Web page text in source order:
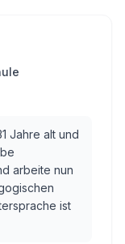
Jahre alt und
arbeite nun
ist